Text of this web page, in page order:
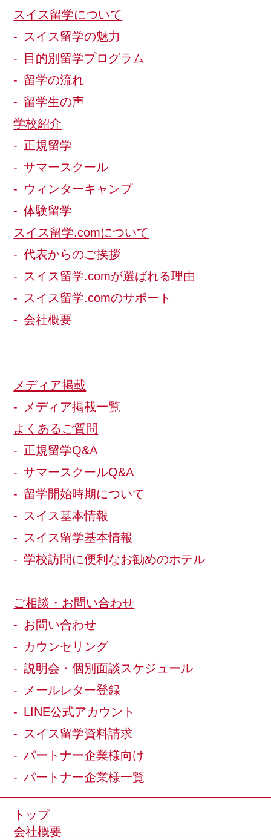
スイス留学について
スイス留学の魅力
目的別留学プログラム
留学の流れ
留学生の声
学校紹介
正規留学
サマースクール
ウィンターキャンプ
体験留学
スイス留学.comについて
代表からのご挨拶
スイス留学.comが選ばれる理由
スイス留学.comのサポート
会社概要
メディア掲載
メディア掲載一覧
よくあるご質問
正規留学Q&A
サマースクールQ&A
留学開始時期について
スイス基本情報
スイス留学基本情報
学校訪問に便利なお勧めのホテル
ご相談・お問い合わせ
お問い合わせ
カウンセリング
説明会・個別面談スケジュール
メールレター登録
LINE公式アカウント
スイス留学資料請求
パートナー企業様向け
パートナー企業様一覧
トップ
会社概要